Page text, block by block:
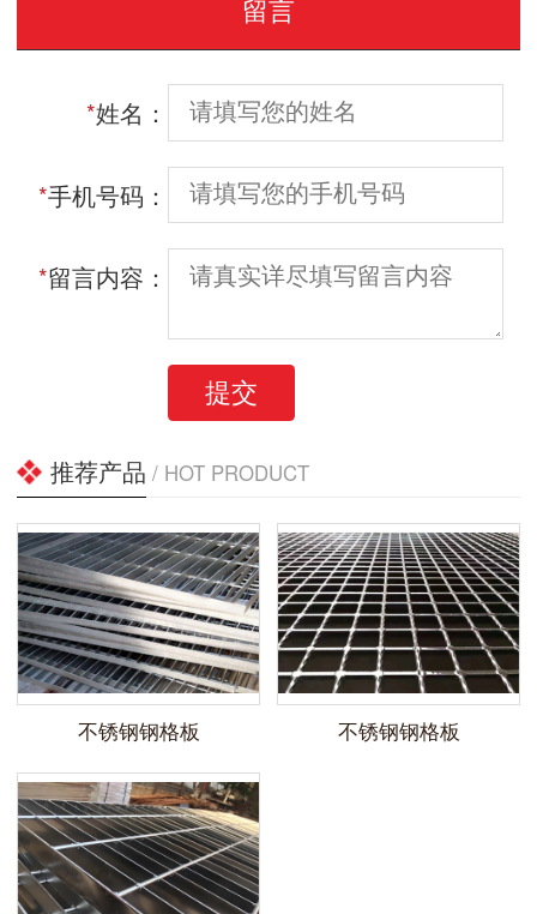
留言
*姓名：
*手机号码：
*留言内容：
提交
推荐产品 / HOT PRODUCT
不锈钢钢格板 不锈钢钢格板